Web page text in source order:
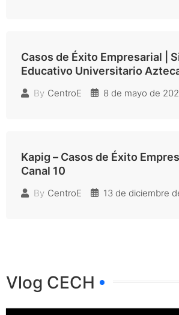
Casos de Éxito Empresarial |
Educativo Universitario
By CentroE 8 de mayo de
Kapig – Casos de Éxito
Canal 10
By CentroE 13 de diciembre
Vlog CECH